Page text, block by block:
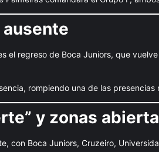
ausente
el regreso de Boca Juniors, que
rompiendo una de las
y zonas
con Boca Juniors, Cruzeiro,